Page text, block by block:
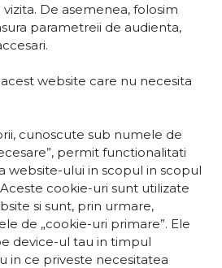
De asemenea, folosim
parametreii de audienta,
website care nu necesita
cunoscute sub numele de
permit functionalitati
website-ului in scopul in scopul
cookie-uri sunt utilizate
si sunt, prin urmare,
de „cookie-uri primare”. Ele
device-ul tau in timpul
in ce priveste necesitatea